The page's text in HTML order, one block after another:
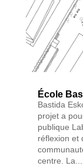
École
Bastida
projet a
publique
réflexion et
centre. La...